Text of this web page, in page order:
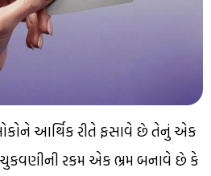
આર્થિક રીતે ફસાવે છે તેનું એક
રકમ એક ભ્રમ બનાવે છે કે